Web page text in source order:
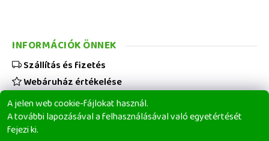
A jelen web cookie-fájlokat használ.
A további lapozásával a felhasználásával való egyetértését
fejezi ki.
INFORMÁCIÓK ÖNNEK
Szállítás és fizetés
Webáruház értékelése
Viszonteladóknak
Üzleti feltételek
Elérhetőségeink